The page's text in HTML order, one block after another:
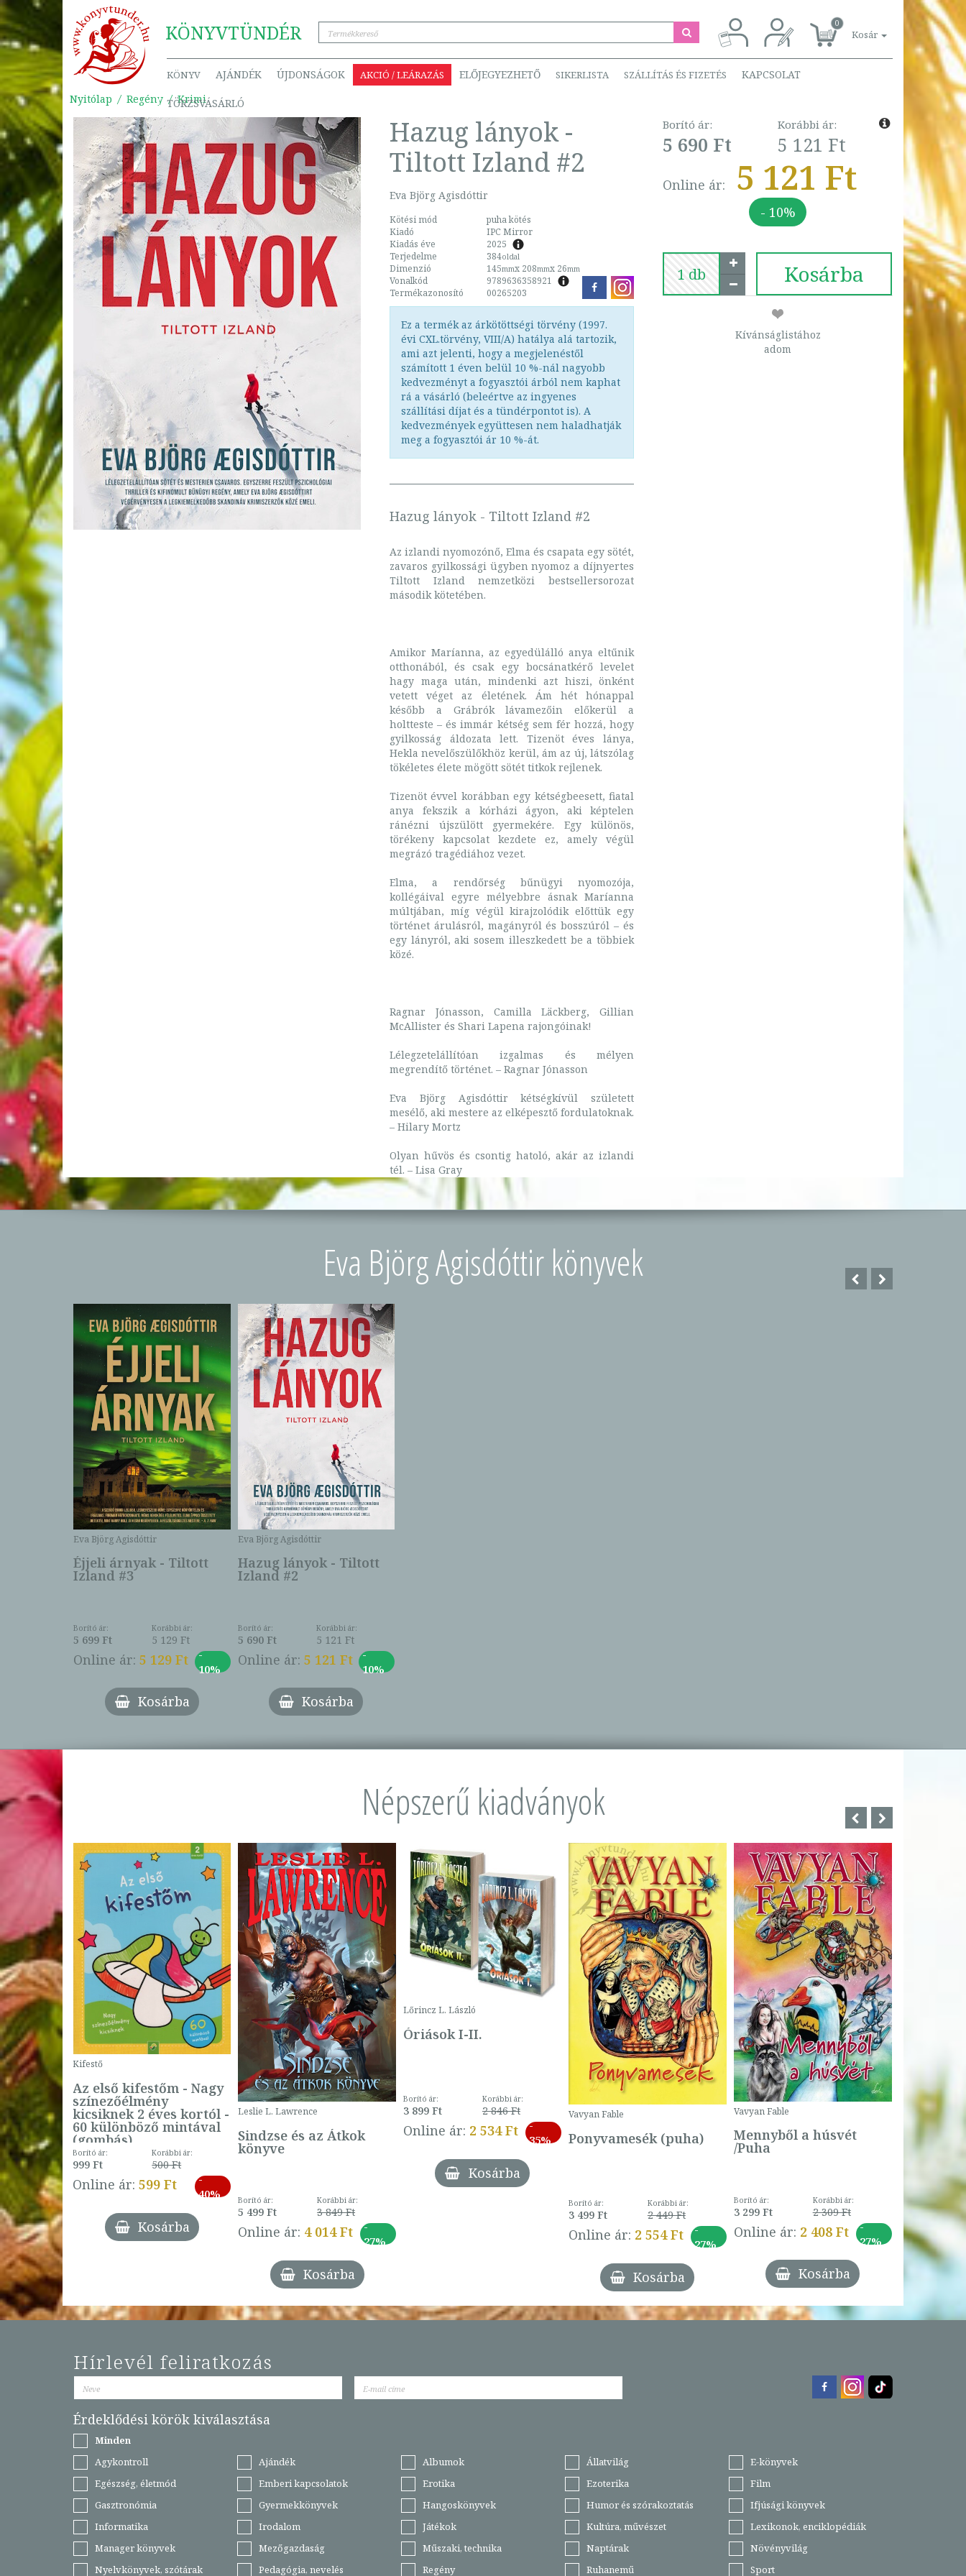
KÖNYVTÜNDÉR 0
Kosár
KÖNYV AJÁNDÉK ÚJDONSÁGOK AKCIÓ / LEÁRAZÁS ELŐJEGYEZHETŐ SIKERLISTA SZÁLLÍTÁS ÉS FIZETÉS KAPCSOLAT
TÖRZSVÁSÁRLÓ
Nyitólap Regény Krimi
Hazug lányok -
Tiltott Izland #2
Eva Björg Agisdóttir
Kötési mód
puha kötés
Kiadó
IPC Mirror
Kiadás éve
2025
Terjedelme
384oldal
Dimenzió 145mmx 208mmx 26mm
Vonalkód
9789636358921
Termékazonosító
00265203
Ez a termék az árkötöttségi törvény (1997.
évi CXL.törvény, VIII/A) hatálya alá tartozik,
ami azt jelenti, hogy a megjelenéstől
számított 1 éven belül 10 %-nál nagyobb
kedvezményt a fogyasztói árból nem kaphat
rá a vásárló (beleértve az ingyenes
szállítási díjat és a tündérpontot is). A
kedvezmények együttesen nem haladhatják
meg a fogyasztói ár 10 %-át.
Hazug lányok - Tiltott Izland #2
Az izlandi nyomozónő, Elma és csapata egy sötét,
zavaros gyilkossági ügyben nyomoz a díjnyertes
Tiltott Izland nemzetközi bestsellersorozat
második kötetében.
Amikor Maríanna, az egyedülálló anya eltűnik
otthonából, és csak egy bocsánatkérő levelet
hagy maga után, mindenki azt hiszi, önként
vetett véget az életének. Ám hét hónappal
később a Grábrók lávamezőin előkerül a
holtteste – és immár kétség sem fér hozzá, hogy
gyilkosság áldozata lett. Tizenöt éves lánya,
Hekla nevelőszülőkhöz kerül, ám az új, látszólag
tökéletes élete mögött sötét titkok rejlenek.
Tizenöt évvel korábban egy kétségbeesett, fiatal
anya fekszik a kórházi ágyon, aki képtelen
ránézni újszülött gyermekére. Egy különös,
törékeny kapcsolat kezdete ez, amely végül
megrázó tragédiához vezet.
Elma, a rendőrség bűnügyi nyomozója,
kollégáival egyre mélyebbre ásnak Maríanna
múltjában, míg végül kirajzolódik előttük egy
történet árulásról, magányról és bosszúról – és
egy lányról, aki sosem illeszkedett be a többiek
közé.
Ragnar Jónasson, Camilla Läckberg, Gillian
McAllister és Shari Lapena rajongóinak!
Lélegzetelállítóan izgalmas és mélyen
megrendítő történet. – Ragnar Jónasson
Eva Björg Agisdóttir kétségkívül született
mesélő, aki mestere az elképesztő fordulatoknak.
– Hilary Mortz
Olyan hűvös és csontig hatoló, akár az izlandi
tél. – Lisa Gray
Borító ár:
5 690 Ft
Korábbi ár:
5 121 Ft
Online ár: 5 121 Ft
- 10%
Kosárba
Kívánságlistához
adom
Eva Björg Agisdóttir könyvek
Eva Björg Agisdóttir
Éjjeli árnyak - Tiltott
Izland #3
Borító ár:
5 699 Ft
Korábbi ár:
5 129 Ft
Online ár: 5 129 Ft
-
10%
Kosárba
Eva Björg Agisdóttir
Hazug lányok - Tiltott
Izland #2
Borító ár:
5 690 Ft
Korábbi ár:
5 121 Ft
Online ár: 5 121 Ft
-
10%
Kosárba
Népszerű kiadványok
ár:
Ft
Ft
-
27%
Kifestő
Az első kifestőm - Nagy
színezőélmény
kicsiknek 2 éves kortól -
60 különböző mintával
(gombás)
Borító ár:
999 Ft
Korábbi ár:
500 Ft
Online ár: 599 Ft
-
40%
Kosárba
Leslie L. Lawrence
Sindzse és az Átkok
könyve
Borító ár:
5 499 Ft
Korábbi ár:
3 849 Ft
Online ár: 4 014 Ft
-
27%
Kosárba
Lőrincz L. László
Óriások I-II.
Borító ár:
3 899 Ft
Korábbi ár:
2 846 Ft
Online ár: 2 534 Ft
-
35%
Kosárba
Vavyan Fable
Ponyvamesék (puha)
Borító ár:
3 499 Ft
Korábbi ár:
2 449 Ft
Online ár: 2 554 Ft
-
27%
Kosárba
Vavyan Fable
Mennyből a húsvét
/Puha
Borító ár:
3 299 Ft
Korábbi ár:
2 309 Ft
Online ár: 2 408 Ft
-
27%
Kosárba
Borító ár:
5 990 Ft
Online ár:
Hírlevél feliratkozás
Érdeklődési körök kiválasztása
Minden
Agykontroll
Ajándék Albumok Állatvilág
E-könyvek
Egészség, életmód
Emberi kapcsolatok Erotika Ezoterika
Film
Gasztronómia
Gyermekkönyvek Hangoskönyvek Humor és szórakoztatás
Ifjúsági könyvek
Informatika
Irodalom Játékok Kultúra, művészet
Lexikonok, enciklopédiák
Manager könyvek
Mezőgazdaság Műszaki, technika Naptárak
Növényvilág
Nyelvkönyvek, szótárak
Pedagógia, nevelés Regény Ruhanemű Sport